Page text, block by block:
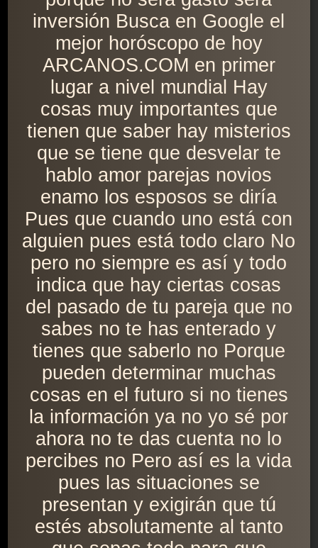
inversión Busca en Google el
mejor horóscopo de hoy
ARCANOS.COM en primer
lugar a nivel mundial Hay
cosas muy importantes que
tienen que saber hay misterios
que se tiene que desvelar te
hablo amor parejas novios
enamo los esposos se diría
Pues que cuando uno está con
alguien pues está todo claro No
pero no siempre es así y todo
indica que hay ciertas cosas
del pasado de tu pareja que no
sabes no te has enterado y
tienes que saberlo no Porque
pueden determinar muchas
cosas en el futuro si no tienes
la información ya no yo sé por
ahora no te das cuenta no lo
percibes no Pero así es la vida
pues las situaciones se
presentan y exigirán que tú
estés absolutamente al tanto